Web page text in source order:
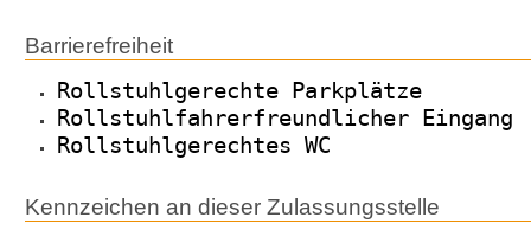
Barrierefreiheit
Rollstuhlgerechte Parkplätze
Rollstuhlfahrerfreundlicher Eingang
Rollstuhlgerechtes WC
Kennzeichen an dieser Zulassungsstelle